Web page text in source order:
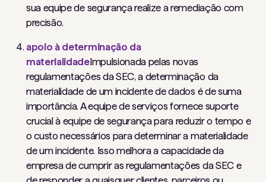
sua equipe de segurança realize a remediação com
precisão.
apoio à determinação da
materialidadeImpulsionada pelas novas
regulamentações da SEC, a determinação da
materialidade de um incidente de dados é de suma
importância. A equipe de serviços fornece suporte
crucial à equipe de segurança para reduzir o tempo e
o custo necessários para determinar a materialidade
de um incidente. Isso melhora a capacidade da
empresa de cumprir as regulamentações da SEC e